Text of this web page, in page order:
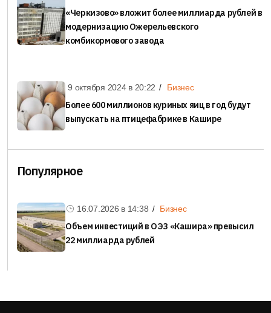
«Черкизово» вложит более миллиарда рублей в
модернизацию Ожерельевского
комбикормового завода
9 октября 2024 в 20:22 Бизнес
Более 600 миллионов куриных яиц в год будут
выпускать на птицефабрике в Кашире
Популярное
16.07.2026 в 14:38 Бизнес
Объем инвестиций в ОЭЗ «Кашира» превысил
22 миллиарда рублей